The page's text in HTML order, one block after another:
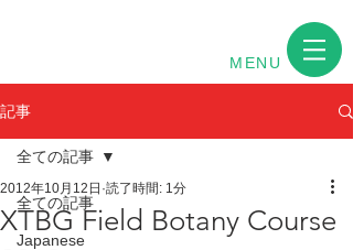
MENU
記事
全ての記事
Japanese
全ての記事
XTBG Field Botany Course
2012年10月12日 読了時間: 1分